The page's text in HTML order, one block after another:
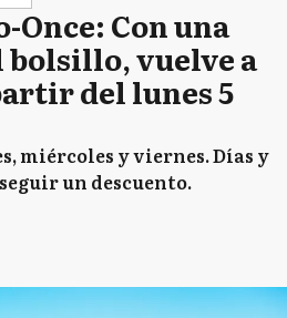
Once: Con una
bolsillo, vuelve a
del lunes 5
miércoles y viernes. Días y
un descuento.